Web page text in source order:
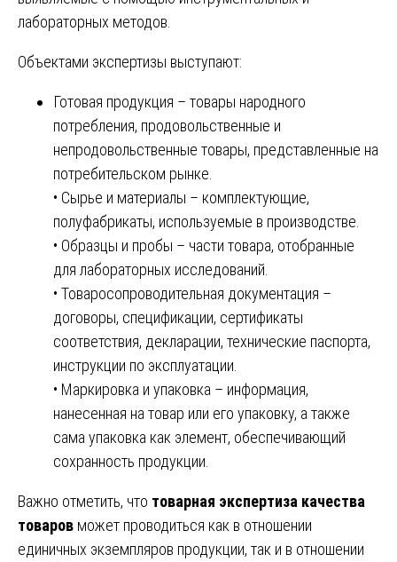
лабораторных методов.
Объектами экспертизы выступают:
Готовая продукция – товары народного
потребления, продовольственные и
непродовольственные товары, представленные на
потребительском рынке.
• Сырье и материалы – комплектующие,
полуфабрикаты, используемые в производстве.
• Образцы и пробы – части товара, отобранные
для лабораторных исследований.
• Товаросопроводительная документация –
договоры, спецификации, сертификаты
соответствия, декларации, технические паспорта,
инструкции по эксплуатации.
• Маркировка и упаковка – информация,
нанесенная на товар или его упаковку, а также
сама упаковка как элемент, обеспечивающий
сохранность продукции.
Важно отметить, что товарная экспертиза качества
товаров может проводиться как в отношении
единичных экземпляров продукции, так и в отношении